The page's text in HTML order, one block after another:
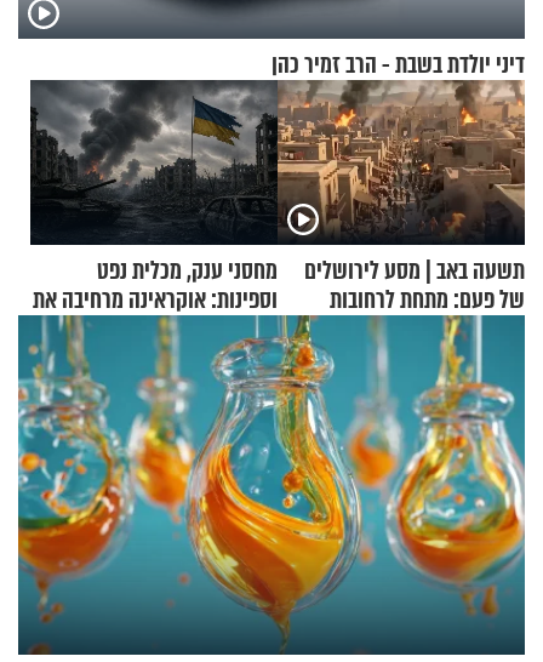
דיני יולדת בשבת - הרב זמיר כהן
תשעה באב | מסע לירושלים
של פעם: מתחת לרחובות
ירושלים
מחסני ענק, מכלית נפט
וספינות: אוקראינה מרחיבה את
התקיפות בעומק רוסיה